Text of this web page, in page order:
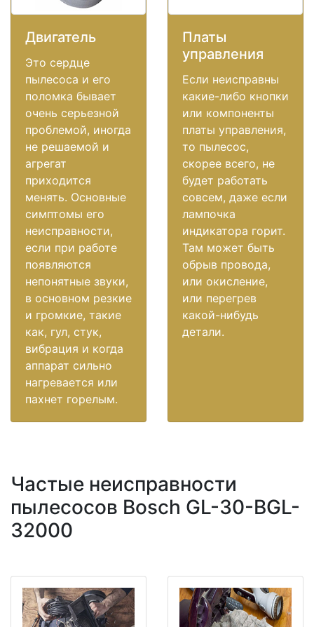
Двигатель
Это сердце
пылесоса и его
поломка бывает
очень серьезной
проблемой, иногда
не решаемой и
агрегат
приходится
менять. Основные
симптомы его
неисправности,
если при работе
появляются
непонятные звуки,
в основном резкие
и громкие, такие
как, гул, стук,
вибрация и когда
аппарат сильно
нагревается или
пахнет горелым.
Платы
управления
Если неисправны
какие-либо кнопки
или компоненты
платы управления,
то пылесос,
скорее всего, не
будет работать
совсем, даже если
лампочка
индикатора горит.
Там может быть
обрыв провода,
или окисление,
или перегрев
какой-нибудь
детали.
Частые неисправности
пылесосов Bosch GL-30-BGL-
32000